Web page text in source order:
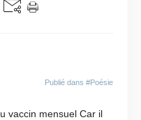
Publié dans #Poésie
vaccin mensuel Car il